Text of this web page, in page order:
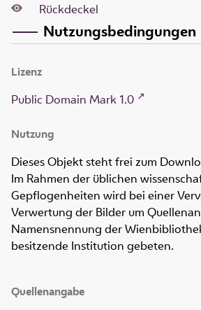
Rückdeckel
Nutzungsbedingungen
Lizenz
Public Domain Mark 1.0
Nutzung
Dieses Objekt steht frei zum
Im Rahmen der üblichen
Gepflogenheiten wird bei einer
Verwertung der Bilder um
Namensnennung der
besitzende Institution gebeten.
Quellenangabe